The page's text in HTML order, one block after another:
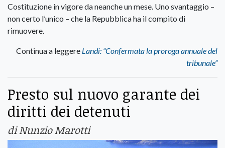
Costituzione in vigore da neanche un mese. Uno svantaggio –
non certo l’unico – che la Repubblica ha il compito di
rimuovere.
Continua a leggere Landi: “Confermata la proroga annuale del
tribunale”
Presto sul nuovo garante dei
diritti dei detenuti
di Nunzio Marotti